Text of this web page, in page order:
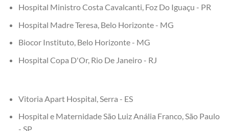
Hospital Ministro Costa Cavalcanti, Foz Do Iguaçu - PR
Hospital Madre Teresa, Belo Horizonte - MG
Biocor Instituto, Belo Horizonte - MG
Hospital Copa D'Or, Rio De Janeiro - RJ
Vitoria Apart Hospital, Serra - ES
Hospital e Maternidade São Luiz Anália Franco, São Paulo
- SP